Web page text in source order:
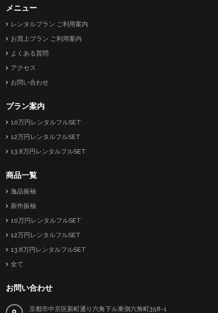
メニュー
レンタルプラン ご利用案内
お買上プラン ご利用案内
よくある質問
アクセス
お問い合わせ
プラン案内
10万円レンタルフルSET
12万円レンタルフルSET
13.8万円レンタルフルSET
商品一覧
逸品振袖
新作振袖
10万円レンタルフルSET
12万円レンタルフルSET
13.8万円レンタルフルSET
全て
お問い合わせ
京都市中京区新町通り六角下ル東側六角町358-1